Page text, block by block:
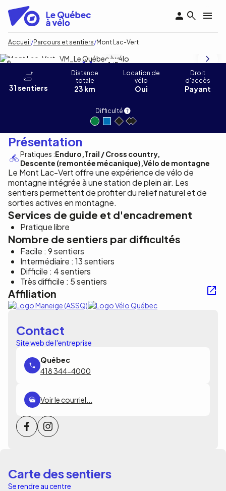
contenu
principal
Fil
d'Ariane
Accueil Parcours et sentiers Mont Lac-Vert
Mont Lac-Vert
Öss Copean Photography 1/5
31 sentiers
Distance
totale
23 km
Location de
vélo
Oui
Droit
d'accès
Payant
Difficulté
Présentation
Pratiques :Enduro Trail / Cross country
Descente (remontée mécanique) Vélo de montagne
Le Mont Lac-Vert offre une expérience de vélo de
montagne intégrée à une station de plein air. Les
sentiers permettent de profiter du relief naturel et de
sorties actives en montagne.
Services de guide et d'encadrement
Pratique libre
Nombre de sentiers par difficultés
Facile : 9 sentiers
Intermédiaire : 13 sentiers
Difficile : 4 sentiers
Très difficile : 5 sentiers
Affiliation
Contact
Site web de l'entreprise
418 344-4000
Voir le courriel...
Carte des sentiers
Se rendre au centre